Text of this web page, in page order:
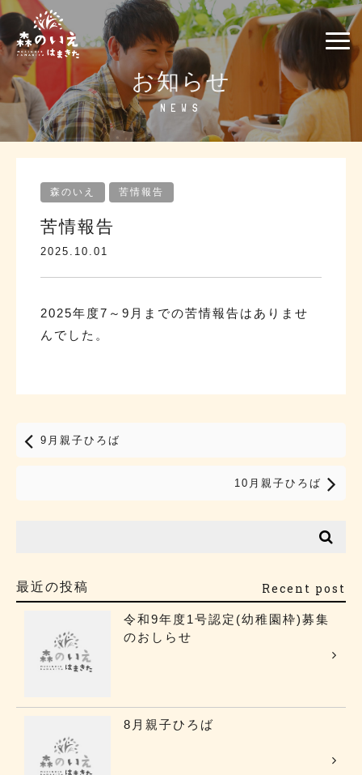
お知らせ
NEWS
森のいえ 苦情報告
苦情報告
2025.10.01
2025年度7～9月までの苦情報告はありませ
んでした。
9月親子ひろば
10月親子ひろば
最近の投稿 Recent post
令和9年度1号認定(幼稚園枠)募集
のおしらせ
8月親子ひろば